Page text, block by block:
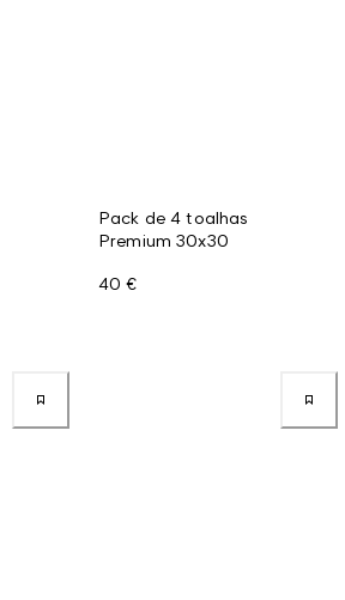
Pack de 4 toalhas
Premium 30x30
40 €